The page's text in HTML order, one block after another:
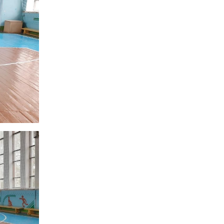
Дистанційне навчання
Підвищення
кваліфікації
Навчальна
документація
Для молодого
викладача